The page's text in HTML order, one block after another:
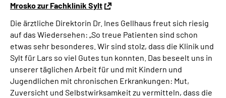
Mrosko zur Fachklinik Sylt
Die ärztliche Direktorin Dr. Ines Gellhaus freut sich riesig
auf das Wiedersehen: „So treue Patienten sind schon
etwas sehr besonderes. Wir sind stolz, dass die Klinik und
Sylt für Lars so viel Gutes tun konnten. Das beseelt uns in
unserer täglichen Arbeit für und mit Kindern und
Jugendlichen mit chronischen Erkrankungen: Mut,
Zuversicht und Selbstwirksamkeit zu vermitteln, dass die